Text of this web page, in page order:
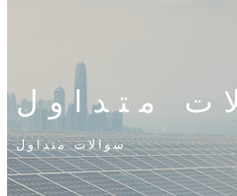
متداول
سوالات متداول